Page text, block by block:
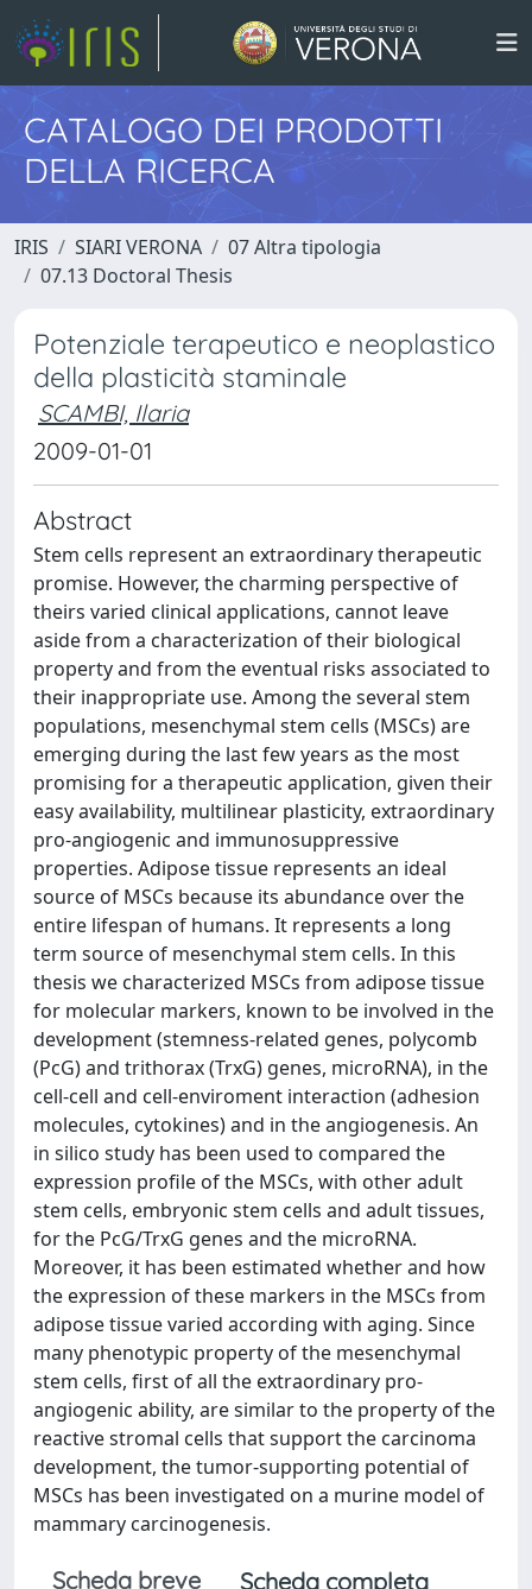
CATALOGO DEI PRODOTTI
DELLA RICERCA
IRIS SIARI VERONA
07 Altra tipologia
07.13 Doctoral Thesis
Potenziale terapeutico e neoplastico
della plasticità staminale
SCAMBI, Ilaria
2009-01-01
Abstract
Stem cells represent an extraordinary therapeutic
promise. However, the charming perspective of
theirs varied clinical applications, cannot leave
aside from a characterization of their biological
property and from the eventual risks associated to
their inappropriate use. Among the several stem
populations, mesenchymal stem cells (MSCs) are
emerging during the last few years as the most
promising for a therapeutic application, given their
easy availability, multilinear plasticity, extraordinary
pro-angiogenic and immunosuppressive
properties. Adipose tissue represents an ideal
source of MSCs because its abundance over the
entire lifespan of humans. It represents a long
term source of mesenchymal stem cells. In this
thesis we characterized MSCs from adipose tissue
for molecular markers, known to be involved in the
development (stemness-related genes, polycomb
(PcG) and trithorax (TrxG) genes, microRNA), in the
cell-cell and cell-enviroment interaction (adhesion
molecules, cytokines) and in the angiogenesis. An
in silico study has been used to compared the
expression profile of the MSCs, with other adult
stem cells, embryonic stem cells and adult tissues,
for the PcG/TrxG genes and the microRNA.
Moreover, it has been estimated whether and how
the expression of these markers in the MSCs from
adipose tissue varied according with aging. Since
many phenotypic property of the mesenchymal
stem cells, first of all the extraordinary pro-
angiogenic ability, are similar to the property of the
reactive stromal cells that support the carcinoma
development, the tumor-supporting potential of
MSCs has been investigated on a murine model of
mammary carcinogenesis.
Scheda breve
Scheda completa